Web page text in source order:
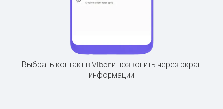
Выбрать контакт в Viber и позвонить через экран
информации